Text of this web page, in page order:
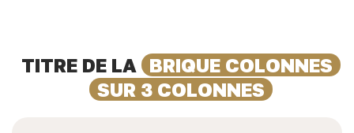
TITRE DE LA
BRIQUE COLONNES
SUR 3 COLONNES